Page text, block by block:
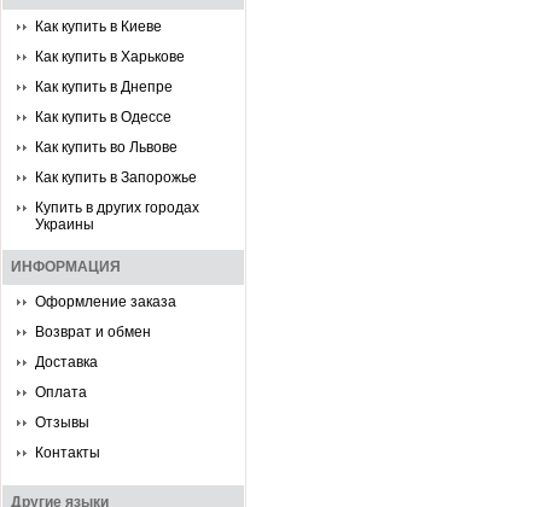
Как купить в Киеве
Как купить в Харькове
Как купить в Днепре
Как купить в Одессе
Как купить во Львове
Как купить в Запорожье
Купить в других городах
Украины
ИНФОРМАЦИЯ
Оформление заказа
Возврат и обмен
Доставка
Оплата
Отзывы
Контакты
Другие языки